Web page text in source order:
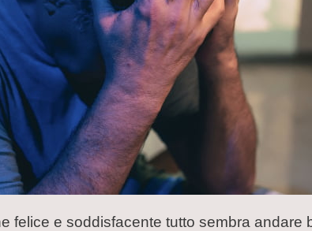
felice e soddisfacente tutto sembra andare